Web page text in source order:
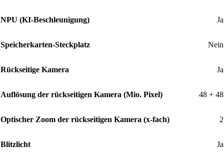
NPU (KI-Beschleunigung) Ja
Speicherkarten-Steckplatz Nein
Rückseitige Kamera Ja
Auflösung der rückseitigen Kamera (Mio. Pixel) 48 + 48
Optischer Zoom der rückseitigen Kamera (x-fach) 2
Blitzlicht Ja